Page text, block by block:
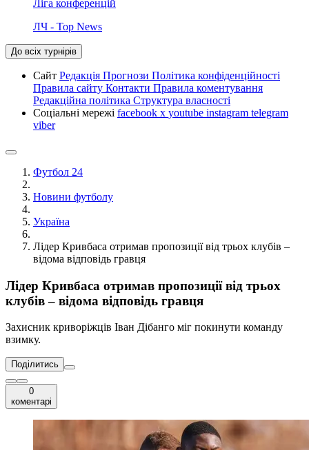
Ліга конференцій
ЛЧ - Top News
До всіх турнірів
Сайт Редакція Прогнози Політика конфіденційності
Правила сайту Контакти Правила коментування
Редакційна політика Структура власності
Соціальні мережі facebook x youtube instagram telegram
viber
Футбол 24
Новини футболу
Україна
Лідер Кривбаса отримав пропозиції від трьох клубів –
відома відповідь гравця
Лідер Кривбаса отримав пропозиції від трьох
клубів – відома відповідь гравця
Захисник криворіжців Іван Дібанго міг покинути команду
взимку.
Поділитись
0
коментарі